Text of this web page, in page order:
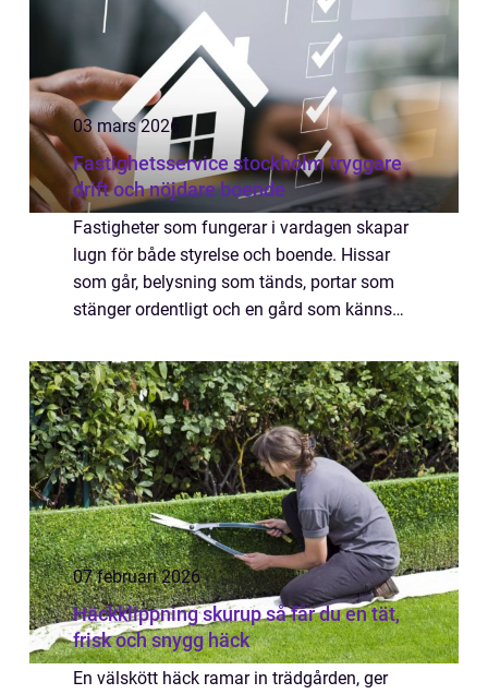
03 mars 2026
Fastighetsservice stockholm tryggare
drift och nöjdare boende
Fastigheter som fungerar i vardagen skapar
lugn för både styrelse och boende. Hissar
som går, belysning som tänds, portar som
stänger ordentligt och en gård som känns
När en förening eller fastighetsägare an...
07 februari 2026
Häckklippning skurup så får du en tät,
frisk och snygg häck
En välskött häck ramar in trädgården, ger